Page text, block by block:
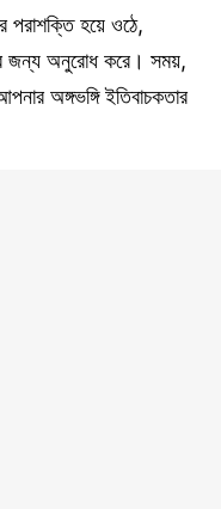
পরাশক্তি হয়ে ওঠে,
জন্য অনুরোধ করে। সময়,
অঙ্গভঙ্গি ইতিবাচকতার